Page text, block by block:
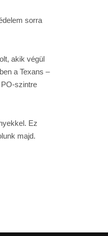
sorra
akik végül
a Texans –
szintre
Ez
majd.